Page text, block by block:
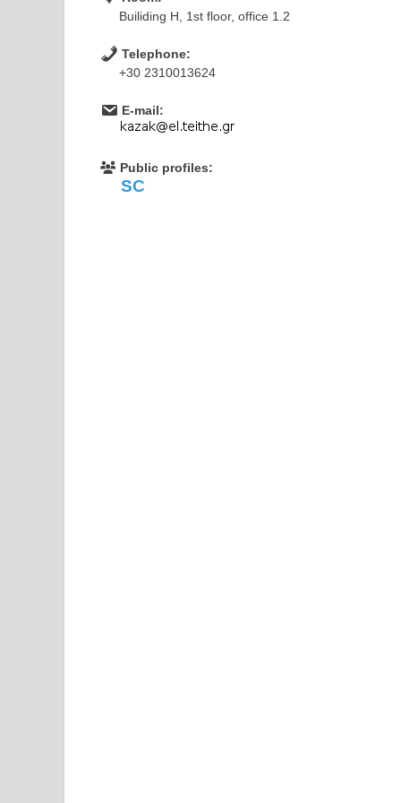
Builiding H, 1st floor, office 1.2
Telephone:
+30 2310013624
E-mail:
Public profiles:
SC